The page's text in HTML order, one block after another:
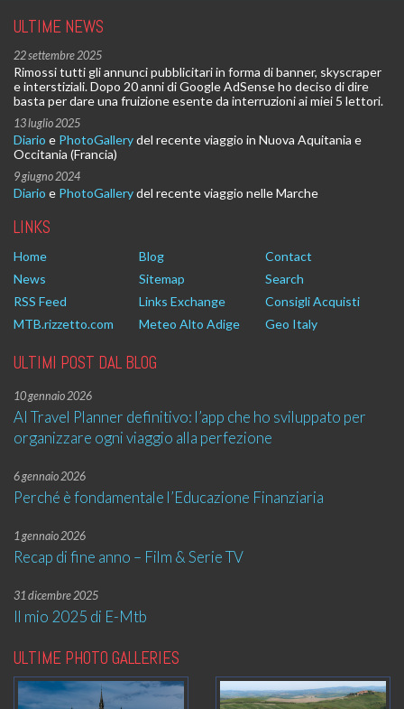
ULTIME NEWS
22 settembre 2025
Rimossi tutti gli annunci pubblicitari in forma di banner, skyscraper
e interstiziali. Dopo 20 anni di Google AdSense ho deciso di dire
basta per dare una fruizione esente da interruzioni ai miei 5 lettori.
13 luglio 2025
Diario e PhotoGallerydel recente viaggio in Nuova Aquitania e
Occitania (Francia)
9 giugno 2024
Diario e PhotoGallerydel recente viaggio nelle Marche
LINKS
Home Blog
Contact
News
Sitemap
Search
RSS Feed
Links Exchange
Consigli Acquisti
MTB.rizzetto.com
Meteo Alto Adige Geo Italy
ULTIMI POST DAL BLOG
10 gennaio 2026
AI Travel Planner definitivo: l’app che ho sviluppato per
organizzare ogni viaggio alla perfezione
6 gennaio 2026
Perché è fondamentale l’Educazione Finanziaria
1 gennaio 2026
Recap di fine anno – Film & Serie TV
31 dicembre 2025
Il mio 2025 di E-Mtb
ULTIME PHOTO GALLERIES